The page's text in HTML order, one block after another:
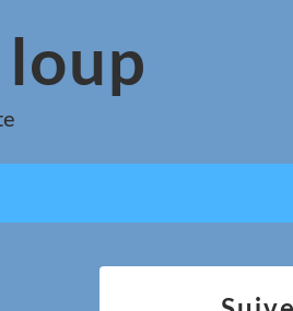
loup